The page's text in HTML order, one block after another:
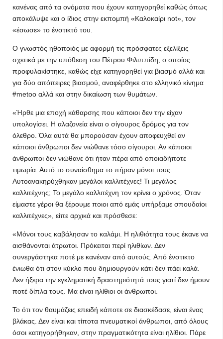
κανένας από τα ονόματα που έχουν κατηγορηθεί καθώς όπως
αποκάλυψε και ο ίδιος στην εκπομπή «Καλοκαίρι not», τον
«έσωσε» το ένστικτό του.
Ο γνωστός ηθοποιός με αφορμή τις πρόσφατες εξελίξεις
σχετικά με την υπόθεση του Πέτρου Φιλιππίδη, ο οποίος
προφυλακίστηκε, καθώς είχε κατηγορηθεί για βιασμό αλλά και
για δύο απόπειρες βιασμού, αναφέρθηκε στο ελληνικό κίνημα
#metoo αλλά και στην δικαίωση των θυμάτων.
«Ήρθε μια εποχή κάθαρσης που κάποιοι δεν την είχαν
υπολογίσει. Η αλαζονεία είναι ο σίγουρος δρόμος για τον
όλεθρο. Όλα αυτά θα μπορούσαν έχουν αποφευχθεί αν
κάποιοι άνθρωποι δεν νιώθανε τόσο σίγουροι. Αν κάποιοι
άνθρωποι δεν νιώθανε ότι ήταν πέρα από οποιαδήποτε
τιμωρία. Αυτό το συναίσθημα το πήραν μόνοι τους.
Αυτοανακηρύχθηκαν μεγάλοι καλλιτέχνες! Τι μεγάλος
καλλιτέχνης; Το μεγάλο καλλιτέχνη τον κρίνει ο χρόνος. Όταν
είμαστε γέροι θα ξέρουμε ποιοι από εμάς υπήρξαμε σπουδαίοι
καλλιτέχνες», είπε αρχικά και πρόσθεσε:
«Μόνοι τους καβάλησαν το καλάμι. Η ηλιθιότητα τους έκανε να
αισθάνονται άτρωτοι. Πρόκειται περί ηλιθίων. Δεν
συνεργάστηκα ποτέ με κανέναν από αυτούς. Από ένστικτο
ένιωθα ότι στον κύκλο που δημιουργούν κάτι δεν πάει καλά.
Δεν ήξερα την εγκληματική δραστηριότητά τους γιατί δεν ήμουν
ποτέ δίπλα τους. Μα είναι ηλίθιοι οι άνθρωποι.
Το ότι τον θαυμάζεις επειδή κάποτε σε διασκέδασε, είναι ένας
βλάκας. Δεν είναι και τίποτα πνευματικοί άνθρωποι, από όλους
όσοι κατηγορήθηκαν, στην πραγματικότητα είναι ηλίθιοι. Πάρε